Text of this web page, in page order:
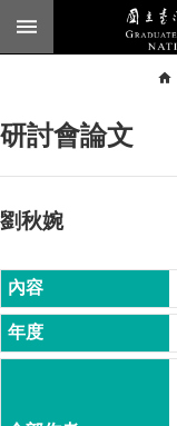
跳到主要內容區塊
臺
頁
公
告
本
研討會論文
劉秋婉